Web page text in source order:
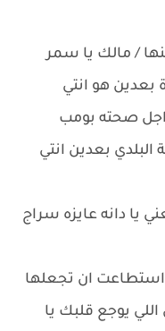
/ مالك يا سمر
هو انتي
صحته بومب
البلدي بعدين انتي
يا دانه عايزه سراج
استطاعت ان تجعلها
يوجع قلبك يا